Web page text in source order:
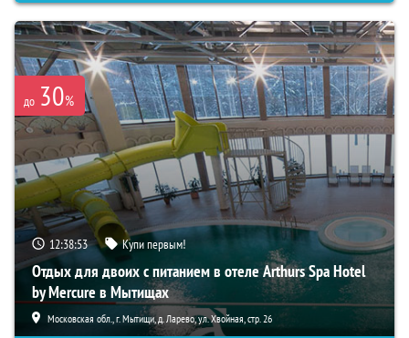
до 30%
12:38:52 Купи первым!
Отдых для двоих с питанием в отеле Arthurs Spa Hotel
by Mercure в Мытищах
Московская обл., г. Мытищи, д. Ларево, ул. Хвойная, стр. 26